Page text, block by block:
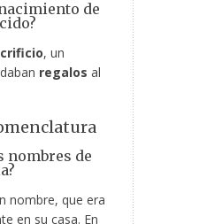
de
, un
regalos al
nombres de
nombre, que era
en su casa. En